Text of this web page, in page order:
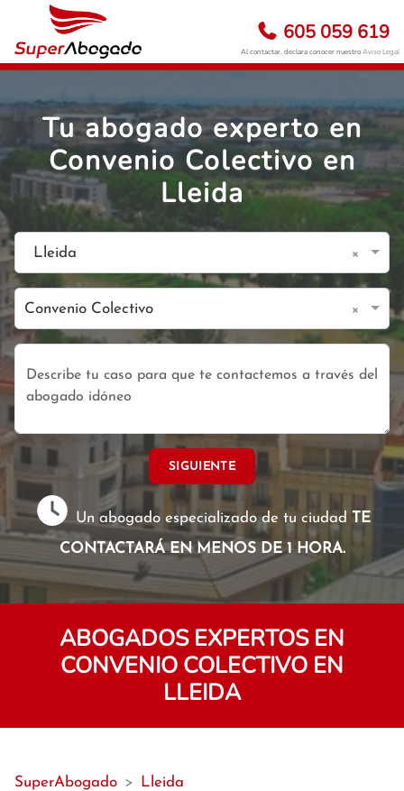
605 059 619
Al contactar, declara conocer nuestroAviso Legal
Tu abogado experto en
Convenio Colectivo en
Lleida
Lleida ×
Convenio Colectivo ×
SIGUIENTE
Un abogado especializado de tu ciudad TE
CONTACTARÁ EN MENOS DE 1 HORA.
ABOGADOS EXPERTOS EN
CONVENIO COLECTIVO EN
LLEIDA
SuperAbogado > Lleida